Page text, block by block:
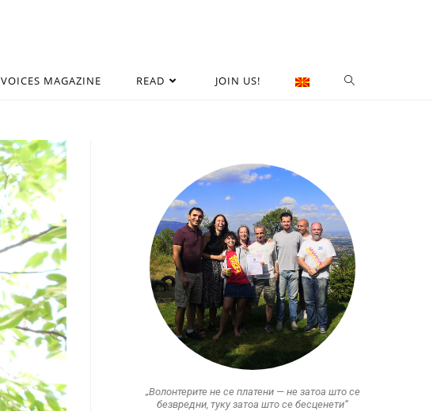
VOICES MAGAZINE READ JOIN US!
„Волонтерите не се платени — не затоа што се
безвредни, туку затоа што се бесценети“